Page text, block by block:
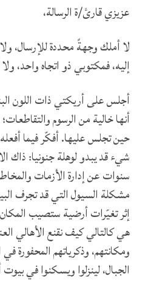
عزيزي قارئ/ة الرسالة،
لا أملك وجهةً محددة
إليه، فمكتوبي ذو اتجاه واحد،
أجلس على أريكتي ذات اللون
أنها خالية من الرسوم
حين تجلس عليها. أفكّر فيما
شيء قد يبدو لوهلة جنونيا: ذاك
سنوات عن إدارة الأزمات
مشكلة السيول التي قد تجرف
إثر تغيّرات أرضية ستصيب
هي كالتالي كيف نقنع الأهالي
ومكانتهم، وذكرياتهم
الجبال، لينزلوا ويسكنوا في